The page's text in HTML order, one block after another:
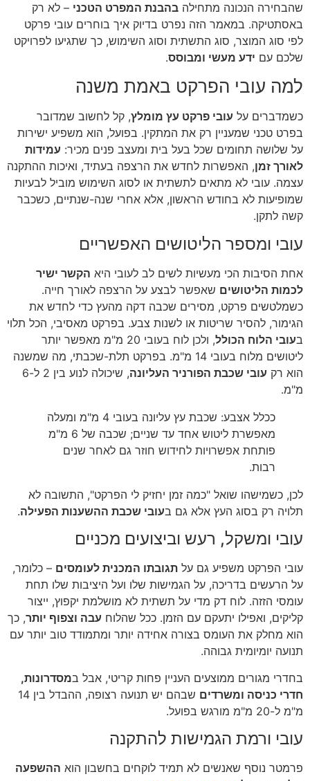
שהבחירה הנכונה מתחילה בהבנת המפרט הטכני– לא רק
באסתטיקה. במאמר הזה נפרט בדיוק איך בוחרים עובי פרקט
לפי סוג המוצר, סוג התשתית וסוג השימוש, כך שתגיעו לפרויקט
שלכם עם ידע מעשי ומבוסס.
למה עובי הפרקט באמת משנה
כשמדברים על עובי פרקט עץ מומלץ, קל לחשוב שמדובר
בפרט טכני שמעניין רק את המתקין. בפועל, הוא משפיע ישירות
על שלושה תחומים שכל בעל בית ומעצב פנים מכיר: עמידות
לאורך זמן, האפשרות לחדש את הרצפה בעתיד, ואיכות ההתקנה
עצמה. עובי לא מתאים לתשתית או לסוג השימוש מוביל לבעיות
שמופיעות לא בחודש הראשון, אלא אחרי שנה-שנתיים, כשכבר
קשה לתקן.
עובי ומספר הליטושים האפשריים
אחת הסיבות הכי מעשיות לשים לב לעובי היא הקשר ישיר
לכמות הליטושיםשאפשר לבצע על הרצפה לאורך חייה.
כשמלטשים פרקט, מסירים שכבה דקה מהעץ כדי לחדש את
הגימור, להסיר שריטות או לשנות צבע. בפרקט מאסיבי, הכל תלוי
בעובי הלוח הכולל
, ולכן לוח בעובי 20 מ"מ מאפשר יותר
ליטושים מלוח בעובי 14 מ"מ. בפרקט תלת-שכבתי, מה שמשנה
הוא רק עובי שכבת הפורניר העליונה
, שיכולה לנוע בין 2 ל-6
מ"מ.
ככלל אצבע: שכבת עץ עליונה בעובי 4 מ"מ ומעלה
מאפשרת ליטוש אחד עד שניים; שכבה של 6 מ"מ
פותחת אפשרויות לחידוש חוזר גם לאחר שנים
רבות.
לכן, כשמישהו שואל "כמה זמן יחזיק לי הפרקט", התשובה לא
תלויה רק בסוג העץ אלא גם בעובי שכבת ההשענות הפעילה.
עובי ומשקל, רעש וביצועים מכניים
עובי הפרקט משפיע גם על תגובתו המכנית לעומסים– כלומר,
על הרעשים בדריכה, על הגמישות שלו ועל היציבות שלו תחת
עומסי הזזה. לוח דק מדי על תשתית לא מושלמת יקפוץ, ייצור
קליקים, ואפילו יתעקם עם הזמן. ככל שהלוח עבה וצפוף יותר, כך
הוא מחלק את העומס בצורה אחידה יותר ומתמודד טוב יותר עם
תנועה יומיומית גבוהה.
בחדרי מגורים ממוצעים העניין פחות קריטי, אבל במסדרונות,
חדרי כניסה ומשרדים
שבהם יש תנועה רצופה, ההבדל בין 14
מ"מ ל-20 מ"מ מורגש בפועל.
עובי ורמת הגמישות להתקנה
פרמטר נוסף שאנשים לא תמיד לוקחים בחשבון הוא ההשפעה